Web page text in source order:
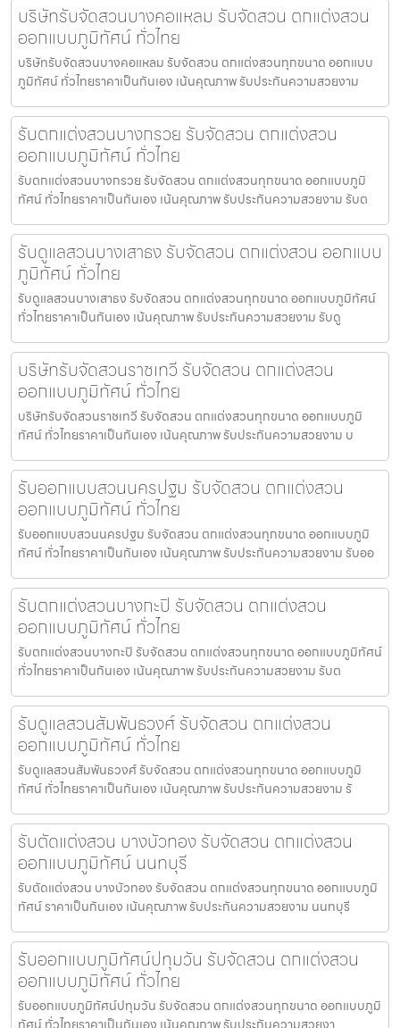
บริษัทรับจัดสวนบางคอแหลม รับจัดสวน ตกแต่งสวน
ออกแบบภูมิทัศน์ ทั่วไทย
บริษัทรับจัดสวนบางคอแหลม รับจัดสวน ตกแต่งสวนทุกขนาด ออกแบบ
ภูมิทัศน์ ทั่วไทยราคาเป็นกันเอง เน้นคุณภาพ รับประกันความสวยงาม
รับตกแต่งสวนบางกรวย รับจัดสวน ตกแต่งสวน
ออกแบบภูมิทัศน์ ทั่วไทย
รับตกแต่งสวนบางกรวย รับจัดสวน ตกแต่งสวนทุกขนาด ออกแบบภูมิ
ทัศน์ ทั่วไทยราคาเป็นกันเอง เน้นคุณภาพ รับประกันความสวยงาม รับต
รับดูแลสวนบางเสาธง รับจัดสวน ตกแต่งสวน ออกแบบ
ภูมิทัศน์ ทั่วไทย
รับดูแลสวนบางเสาธง รับจัดสวน ตกแต่งสวนทุกขนาด ออกแบบภูมิทัศน์
ทั่วไทยราคาเป็นกันเอง เน้นคุณภาพ รับประกันความสวยงาม รับดู
บริษัทรับจัดสวนราชเทวี รับจัดสวน ตกแต่งสวน
ออกแบบภูมิทัศน์ ทั่วไทย
บริษัทรับจัดสวนราชเทวี รับจัดสวน ตกแต่งสวนทุกขนาด ออกแบบภูมิ
ทัศน์ ทั่วไทยราคาเป็นกันเอง เน้นคุณภาพ รับประกันความสวยงาม บ
รับออกแบบสวนนครปฐม รับจัดสวน ตกแต่งสวน
ออกแบบภูมิทัศน์ ทั่วไทย
รับออกแบบสวนนครปฐม รับจัดสวน ตกแต่งสวนทุกขนาด ออกแบบภูมิ
ทัศน์ ทั่วไทยราคาเป็นกันเอง เน้นคุณภาพ รับประกันความสวยงาม รับออ
รับตกแต่งสวนบางกะปิ รับจัดสวน ตกแต่งสวน
ออกแบบภูมิทัศน์ ทั่วไทย
รับตกแต่งสวนบางกะปิ รับจัดสวน ตกแต่งสวนทุกขนาด ออกแบบภูมิทัศน์
ทั่วไทยราคาเป็นกันเอง เน้นคุณภาพ รับประกันความสวยงาม รับต
รับดูแลสวนสัมพันธวงศ์ รับจัดสวน ตกแต่งสวน
ออกแบบภูมิทัศน์ ทั่วไทย
รับดูแลสวนสัมพันธวงศ์ รับจัดสวน ตกแต่งสวนทุกขนาด ออกแบบภูมิ
ทัศน์ ทั่วไทยราคาเป็นกันเอง เน้นคุณภาพ รับประกันความสวยงาม รั
รับตัดแต่งสวน บางบัวทอง รับจัดสวน ตกแต่งสวน
ออกแบบภูมิทัศน์ นนทบุรี
รับตัดแต่งสวน บางบัวทอง รับจัดสวน ตกแต่งสวนทุกขนาด ออกแบบภูมิ
ทัศน์ ราคาเป็นกันเอง เน้นคุณภาพ รับประกันความสวยงาม นนทบุรี
รับออกแบบภูมิทัศน์ปทุมวัน รับจัดสวน ตกแต่งสวน
ออกแบบภูมิทัศน์ ทั่วไทย
รับออกแบบภูมิทัศน์ปทุมวัน รับจัดสวน ตกแต่งสวนทุกขนาด ออกแบบภูมิ